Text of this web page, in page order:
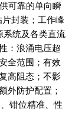
可靠的单向瞬
封装；工作峰
系统及各类直流
：浪涌电压超
全范围；有效
高阻态；不影
外防护配置；
钳位精准、性